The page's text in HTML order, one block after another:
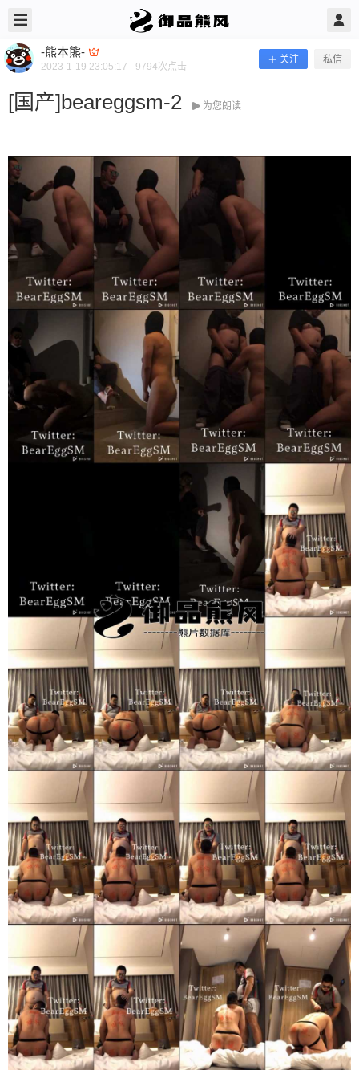
-熊本熊-
2023-1-19 23:05:17 9794次点击
关注 私信
[国产]beareggsm-2 为您朗读
-熊本熊- @ 御品熊风 2023/1/19
[国产]beareggsm-2
当前隐藏内容需要支付800熊币 已有53人支付 登录
立刻注册 0 收藏